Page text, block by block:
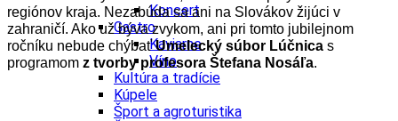
Koncert
Gastro
Kaviarne
Víno
Kultúra a tradície
Kúpele
Šport a agroturistika
regiónov kraja. Nezabúda sa ani na Slovákov žijúci v
zahraničí. Ako už býva zvykom, ani pri tomto jubilejnom
ročníku nebude chýbaťUmelecký súbor Lúčnica s
programom z tvorby profesora Štefana Nosáľa.